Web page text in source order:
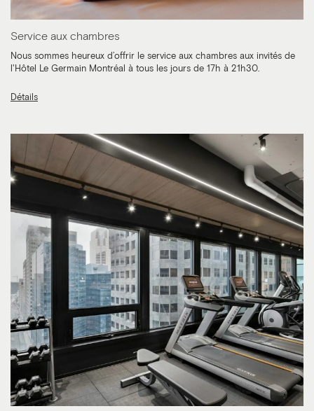
Service aux chambres
Nous sommes heureux d’offrir le service aux chambres aux invités de
l'Hôtel Le Germain Montréal à tous les jours de 17h à 21h30.
Détails